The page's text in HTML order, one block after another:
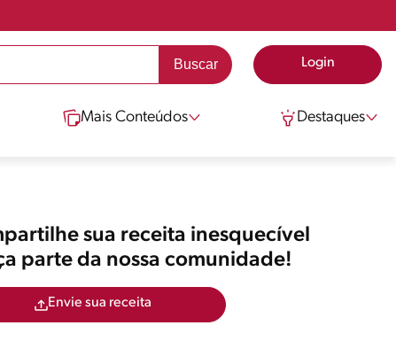
Login
Mais Conteúdos Destaques
sua receita inesquecível
parte da nossa comunidade!
Envie sua receita